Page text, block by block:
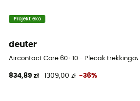
Projekt eko
deuter
Aircontact Core 60+10 - Plecak
834,89 zł 1309,00 zł -36%